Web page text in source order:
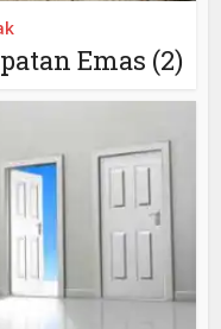
Emas (2)